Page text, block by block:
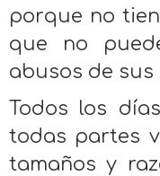
porque no
que no
abusos de sus
Todos los
todas partes
tamaños y